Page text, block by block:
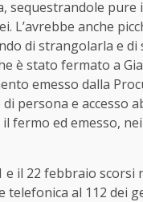
sequestrandole
anche
di strangolarla e di
è stato fermato a
emesso dalla
persona e accesso
fermo ed emesso,
il 22 febbraio scorsi
telefonica al 112 dei